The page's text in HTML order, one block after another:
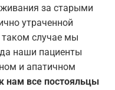
за старыми
утраченной
случае мы
наши пациенты
и апатичном
нам все постояльцы